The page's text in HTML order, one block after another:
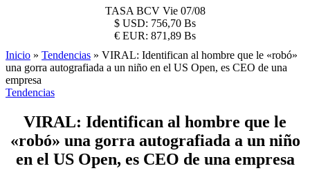
TASA BCV Vie 07/08
$ USD: 756,70 Bs
€ EUR: 871,89 Bs
Inicio » Tendencias » VIRAL: Identifican al hombre que le «robó»
una gorra autografiada a un niño en el US Open, es CEO de una
empresa
Tendencias
VIRAL: Identifican al hombre que le
«robó» una gorra autografiada a un niño
en el US Open, es CEO de una empresa